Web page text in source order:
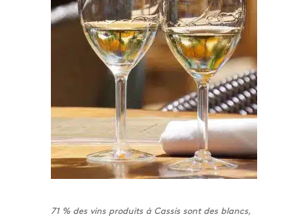
71 % des vins produits à Cassis sont des blancs,